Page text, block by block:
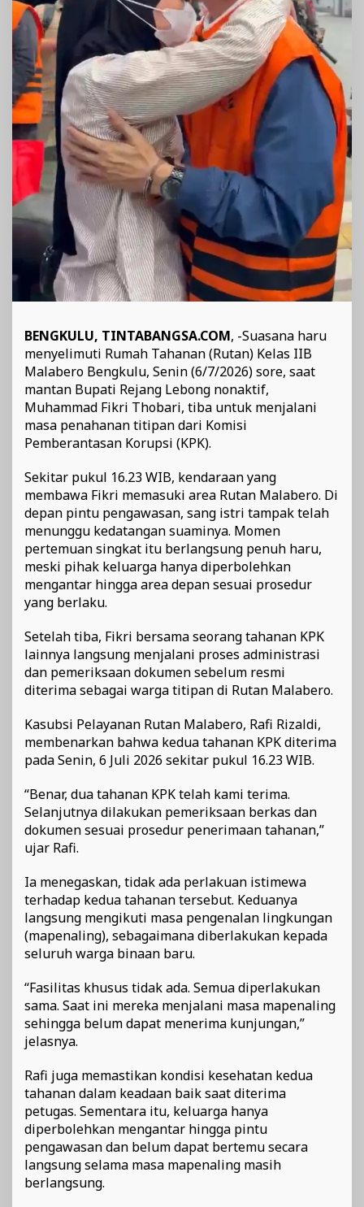
BENGKULU, TINTABANGSA.COM, -Suasana haru
menyelimuti Rumah Tahanan (Rutan) Kelas IIB
Malabero Bengkulu, Senin (6/7/2026) sore, saat
mantan Bupati Rejang Lebong nonaktif,
Muhammad Fikri Thobari, tiba untuk menjalani
masa penahanan titipan dari Komisi
Pemberantasan Korupsi (KPK).
Sekitar pukul 16.23 WIB, kendaraan yang
membawa Fikri memasuki area Rutan Malabero. Di
depan pintu pengawasan, sang istri tampak telah
menunggu kedatangan suaminya. Momen
pertemuan singkat itu berlangsung penuh haru,
meski pihak keluarga hanya diperbolehkan
mengantar hingga area depan sesuai prosedur
yang berlaku.
Setelah tiba, Fikri bersama seorang tahanan KPK
lainnya langsung menjalani proses administrasi
dan pemeriksaan dokumen sebelum resmi
diterima sebagai warga titipan di Rutan Malabero.
Kasubsi Pelayanan Rutan Malabero, Rafi Rizaldi,
membenarkan bahwa kedua tahanan KPK diterima
pada Senin, 6 Juli 2026 sekitar pukul 16.23 WIB.
“Benar, dua tahanan KPK telah kami terima.
Selanjutnya dilakukan pemeriksaan berkas dan
dokumen sesuai prosedur penerimaan tahanan,”
ujar Rafi.
Ia menegaskan, tidak ada perlakuan istimewa
terhadap kedua tahanan tersebut. Keduanya
langsung mengikuti masa pengenalan lingkungan
(mapenaling), sebagaimana diberlakukan kepada
seluruh warga binaan baru.
“Fasilitas khusus tidak ada. Semua diperlakukan
sama. Saat ini mereka menjalani masa mapenaling
sehingga belum dapat menerima kunjungan,”
jelasnya.
Rafi juga memastikan kondisi kesehatan kedua
tahanan dalam keadaan baik saat diterima
petugas. Sementara itu, keluarga hanya
diperbolehkan mengantar hingga pintu
pengawasan dan belum dapat bertemu secara
langsung selama masa mapenaling masih
berlangsung.